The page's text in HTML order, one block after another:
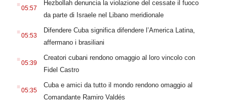
05:57
Hezbollah denuncia la violazione del cessate il fuoco
da parte di Israele nel Libano meridionale
. 05:53
Difendere Cuba significa difendere l’America Latina,
affermano i brasiliani
. 05:39
Creatori cubani rendono omaggio al loro vincolo con
Fidel Castro
. 05:35
Cuba e amici da tutto il mondo rendono omaggio al
Comandante Ramiro Valdés